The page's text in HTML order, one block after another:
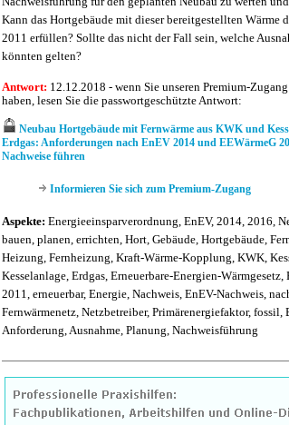
Kann das Hortgebäude mit dieser bereitgestellten Wärme
2011 erfüllen? Sollte das nicht der Fall sein, welche
könnten gelten?
Antwort: 12.12.2018 - wenn Sie unseren Premium-
haben, lesen Sie die passwortgeschützte Antwort:
Neubau Hortgebäude mit Fernwärme aus KWK und
Erdgas: Anforderungen nach EnEV 2014 und EEWärmeG
Nachweise führen
Informieren Sie sich zum Premium-Zugang
Aspekte: Energieeinsparverordnung, EnEV, 2014, 2016,
bauen, planen, errichten, Hort, Gebäude, Hortgebäude,
Heizung, Fernheizung, Kraft-Wärme-Kopplung, KWK,
Kesselanlage, Erdgas, Erneuerbare-Energien-Wärmgesetz,
2011, erneuerbar, Energie, Nachweis, EnEV-Nachweis,
Fernwärmenetz, Netzbetreiber, Primärenergiefaktor, fossil,
Anforderung, Ausnahme, Planung, Nachweisführung